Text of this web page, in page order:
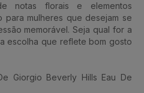
notas florais e elementos
mulheres que desejam se
memorável. Seja qual for a
escolha que reflete bom gosto
Giorgio Beverly Hills Eau De